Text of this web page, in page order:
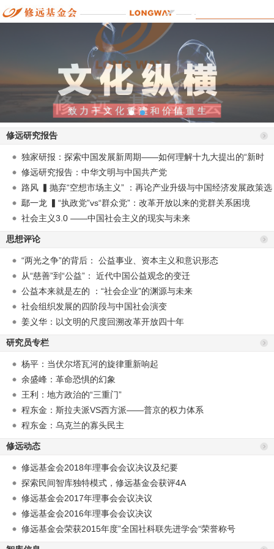
修远研究报告
独家研报：探索中国发展新周期——如何理解十九大提出的“新时
代”？
修远研究报告：中华文明与中国共产党
路风 ▍抛弃“空想市场主义” ：再论产业升级与中国经济发展政策选
择
鄢一龙 ▍“执政党”vs“群众党”：改革开放以来的党群关系困境
社会主义3.0 ——中国社会主义的现实与未来
思想评论
“两光之争”的背后： 公益事业、资本主义和意识形态
从“慈善”到“公益”： 近代中国公益观念的变迁
公益本来就是左的 ：“社会企业”的渊源与未来
社会组织发展的四阶段与中国社会演变
姜义华：以文明的尺度回溯改革开放四十年
研究员专栏
杨平：当伏尔塔瓦河的旋律重新响起
余盛峰：革命恐惧的幻象
王利：地方政治的“三重门”
程东金：斯拉夫派VS西方派——普京的权力体系
程东金：乌克兰的寡头民主
修远动态
修远基金会2018年理事会会议决议及纪要
探索民间智库独特模式，修远基金会获评4A
修远基金会2017年理事会会议决议
修远基金会2016年理事会会议决议
修远基金会荣获2015年度”全国社科联先进学会“荣誉称号